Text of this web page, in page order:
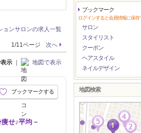
ョンサロンの求人一覧
1/11ページ 次へ
示 ｜ 地図で表示
ブックマークする
せ♪平均－
ブックマーク
ログインすると会員情報に保存
サロン
スタイリスト
クーポン
ヘアスタイル
ネイルデザイン
地図検索